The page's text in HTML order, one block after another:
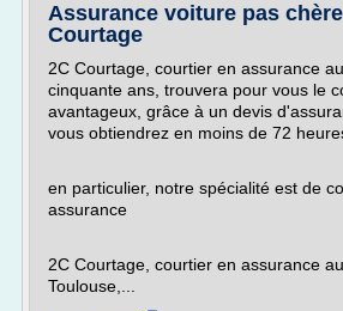
Assurance voiture pas
Courtage
2C Courtage, courtier en assurance
cinquante ans, trouvera pour vous le
avantageux, grâce à un devis
vous obtiendrez en moins de 72
en particulier, notre spécialité est de
assurance
2C Courtage, courtier en assurance
Toulouse,...